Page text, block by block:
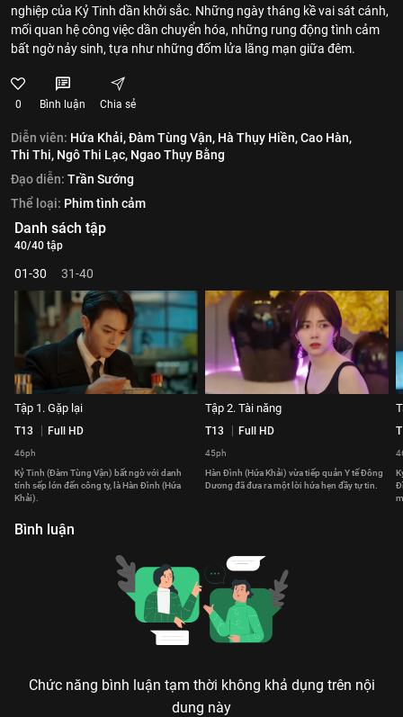
nghiệp của Kỷ Tinh dần khởi sắc. Những ngày tháng kề vai sát cánh,
mối quan hệ công việc dần chuyển hóa, những rung động tình cảm
bất ngờ nảy sinh, tựa như những đốm lửa lãng mạn giữa đêm.
0 Bình luận Chia sẻ
Diễn viên: Hứa Khải,Đàm Tùng Vận, Hà Thụy Hiền,Cao Hàn,
Thi Thi, Ngô Thi Lạc, Ngao Thụy Bằng
Đạo diễn: Trần Sướng
Thể loại: Phim tình cảm
Danh sách tập
40/40 tập
01-30 31-40
Tập 1. Gặp lại
T13 Full HD
46ph
Kỷ Tinh (Đàm Tùng Vận) bất ngờ với danh
tính sếp lớn đến công ty, là Hàn Đình (Hứa
Khải).
Tập 2. Tài năng
T13 Full HD
45ph
Hàn Đình (Hứa Khải) vừa tiếp quản Y tế Đông
Dương đã đưa ra một lời hứa hẹn đầy tự tin.
Bình luận
Chức năng bình luận tạm thời không khả dụng trên nội
dung này